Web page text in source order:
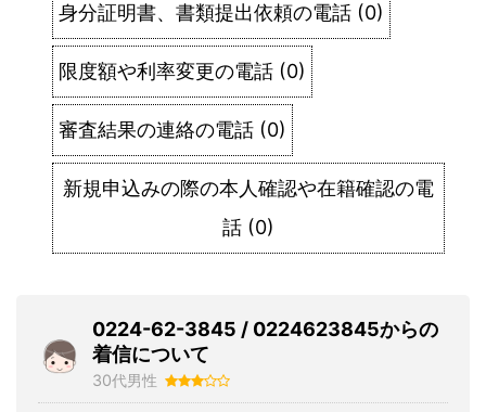
身分証明書、書類提出依頼の電話 (0)
限度額や利率変更の電話 (0)
審査結果の連絡の電話 (0)
新規申込みの際の本人確認や在籍確認の電
話 (0)
0224-62-3845 / 0224623845からの
着信について
30代男性